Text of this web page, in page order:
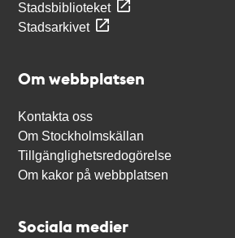
Stadsbiblioteket
Stadsarkivet
Om webbplatsen
Kontakta oss
Om Stockholmskällan
Tillgänglighetsredogörelse
Om kakor på webbplatsen
Sociala medier